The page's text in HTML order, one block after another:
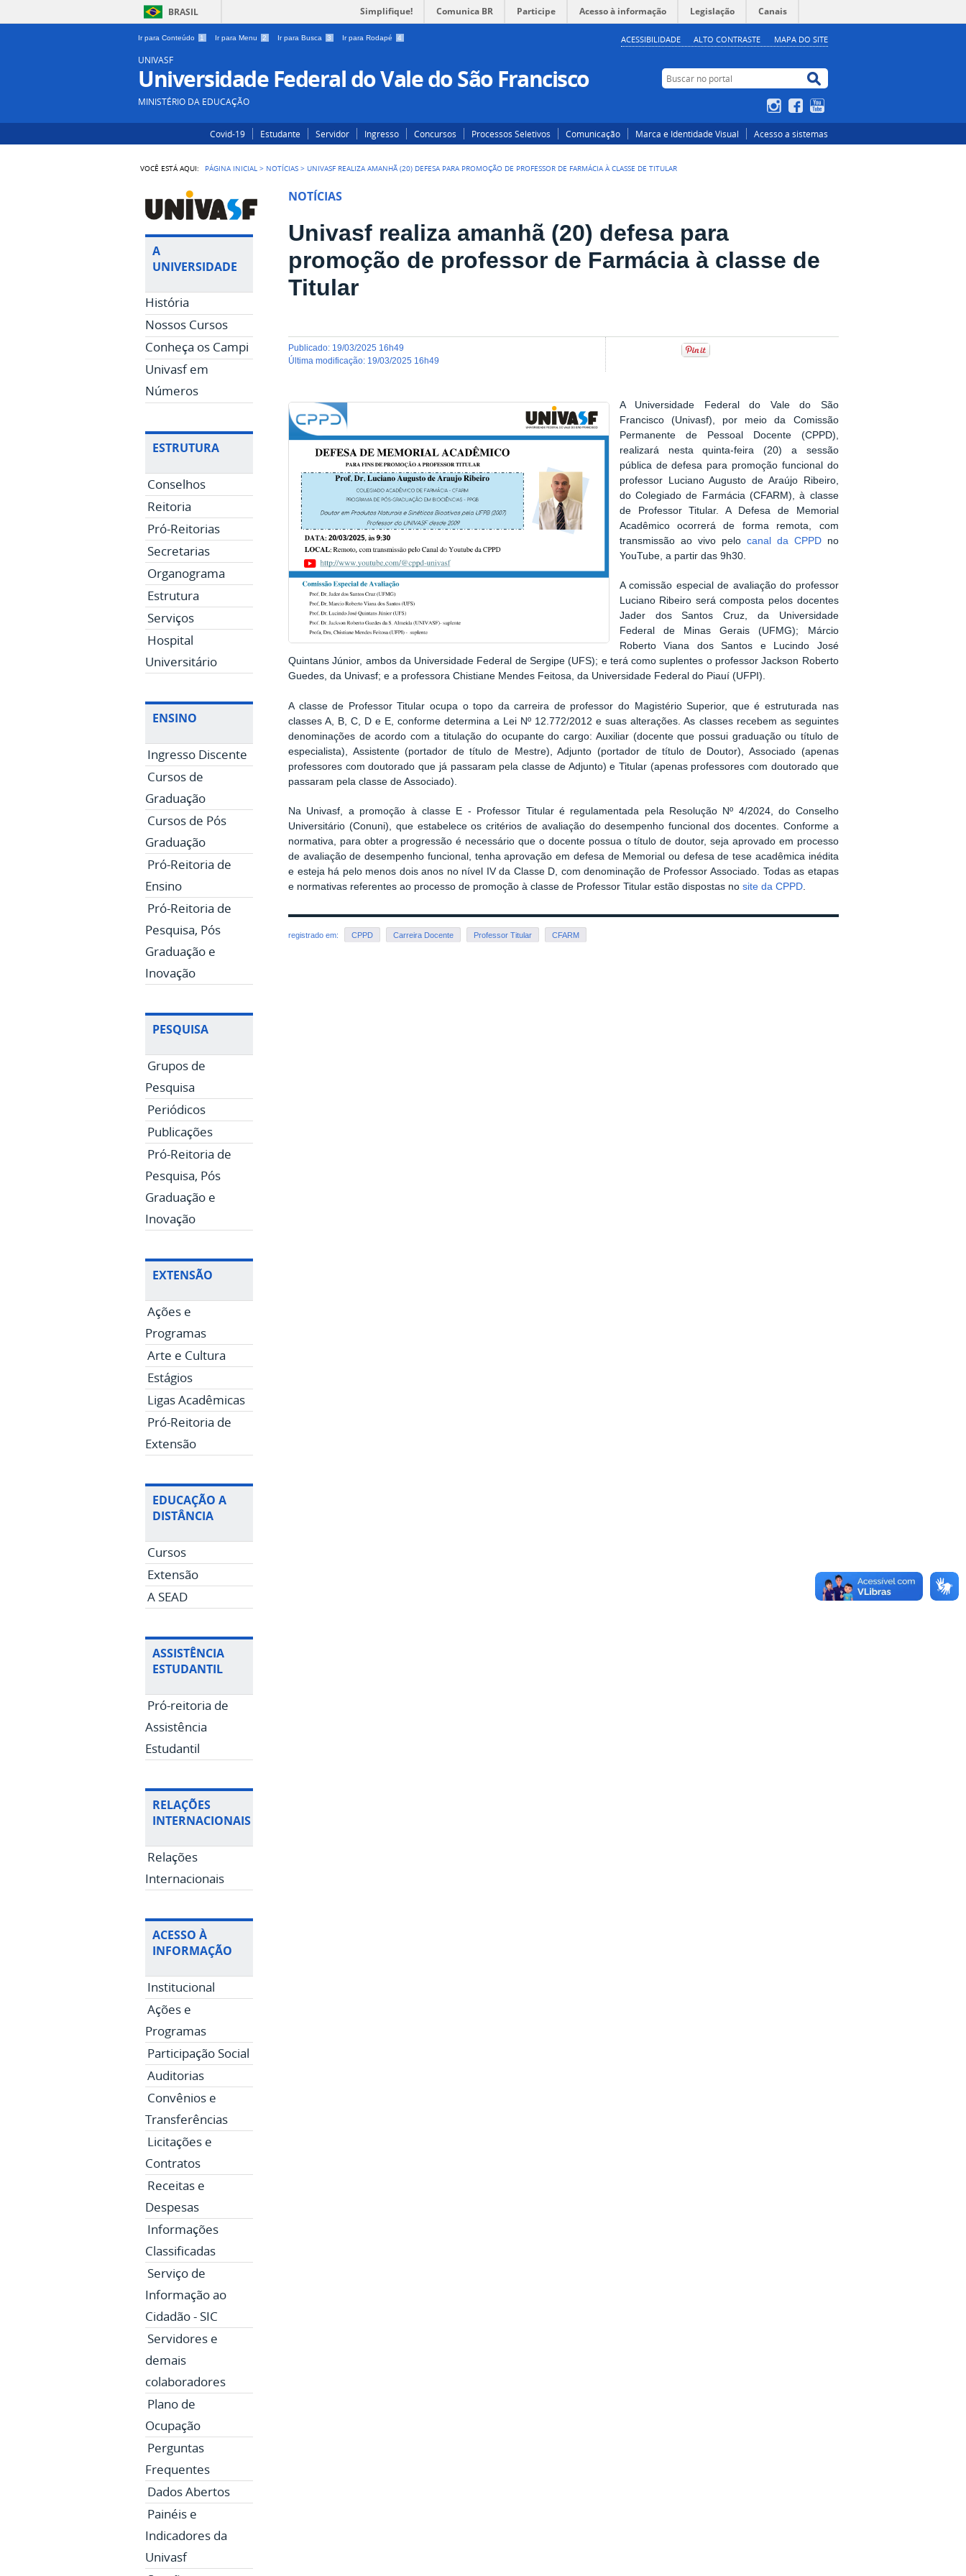
BRASIL Simplifique! Comunica BR Participe Acesso à informação Legislação Canais
Ir para Conteúdo 1 Ir para Menu 2 Ir para Busca 3 Ir para Rodapé 4 ACESSIBILIDADE ALTO CONTRASTE MAPA DO SITE
UNIVASF
Universidade Federal do Vale do São Francisco
MINISTÉRIO DA EDUCAÇÃO
Buscar no portal
Buscar no portal
InstagramFacebook
Covid-19 Estudante Servidor Ingresso Concursos Processos Seletivos Comunicação Marca e Identidade Visual Acesso a sistemas
VOCÊ ESTÁ AQUI: PÁGINA INICIAL > NOTÍCIAS > UNIVASF REALIZA AMANHÃ (20) DEFESA PARA PROMOÇÃO DE PROFESSOR DE FARMÁCIA À CLASSE DE TITULAR
A
UNIVERSIDADE
História
Nossos Cursos
Conheça os Campi
Univasf em
Números
ESTRUTURA
Conselhos
Reitoria
Pró-Reitorias
Secretarias
Organograma
Estrutura
Serviços
Hospital
Universitário
ENSINO
Ingresso Discente
Cursos de
Graduação
Cursos de Pós
Graduação
Pró-Reitoria de
Ensino
Pró-Reitoria de
Pesquisa, Pós
Graduação e
Inovação
PESQUISA
Grupos de
Pesquisa
Periódicos
Publicações
Pró-Reitoria de
Pesquisa, Pós
Graduação e
Inovação
EXTENSÃO
Ações e
Programas
Arte e Cultura
Estágios
Ligas Acadêmicas
Pró-Reitoria de
Extensão
EDUCAÇÃO A
DISTÂNCIA
Cursos
Extensão
A SEAD
ASSISTÊNCIA
ESTUDANTIL
Pró-reitoria de
Assistência
Estudantil
RELAÇÕES
INTERNACIONAIS
Relações
Internacionais
ACESSO À
INFORMAÇÃO
Institucional
Ações e
Programas
Participação Social
Auditorias
Convênios e
Transferências
Licitações e
Contratos
Receitas e
Despesas
Informações
Classificadas
Serviço de
Informação ao
Cidadão - SIC
Servidores e
demais
colaboradores
Plano de
Ocupação
Perguntas
Frequentes
Dados Abertos
Painéis e
Indicadores da
Univasf
NOTÍCIAS
Univasf realiza amanhã (20) defesa para
promoção de professor de Farmácia à classe de
Titular
publicado: 19/03/2025 16h49
última modificação: 19/03/2025 16h49
A Universidade Federal do Vale do São
Francisco (Univasf), por meio da Comissão
Permanente de Pessoal Docente (CPPD),
realizará nesta quinta-feira (20) a sessão
pública de defesa para promoção funcional do
professor Luciano Augusto de Araújo Ribeiro,
do Colegiado de Farmácia (CFARM), à classe
de Professor Titular. A Defesa de Memorial
Acadêmico ocorrerá de forma remota, com
transmissão ao vivo pelo canal da CPPDno
YouTube, a partir das 9h30.
A comissão especial de avaliação do professor
Luciano Ribeiro será composta pelos docentes
Jader dos Santos Cruz, da Universidade
Federal de Minas Gerais (UFMG); Márcio
Roberto Viana dos Santos e Lucindo José
Quintans Júnior, ambos da Universidade Federal de Sergipe (UFS); e terá como suplentes o professor Jackson Roberto
Guedes, da Univasf; e a professora Chistiane Mendes Feitosa, da Universidade Federal do Piauí (UFPI).
A classe de Professor Titular ocupa o topo da carreira de professor do Magistério Superior, que é estruturada nas
classes A, B, C, D e E, conforme determina a Lei Nº 12.772/2012 e suas alterações. As classes recebem as seguintes
denominações de acordo com a titulação do ocupante do cargo: Auxiliar (docente que possui graduação ou título de
especialista), Assistente (portador de título de Mestre), Adjunto (portador de título de Doutor), Associado (apenas
professores com doutorado que já passaram pela classe de Adjunto) e Titular (apenas professores com doutorado que
passaram pela classe de Associado).
Na Univasf, a promoção à classe E - Professor Titular é regulamentada pela Resolução Nº 4/2024, do Conselho
Universitário (Conuni), que estabelece os critérios de avaliação do desempenho funcional dos docentes. Conforme a
normativa, para obter a progressão é necessário que o docente possua o título de doutor, seja aprovado em processo
de avaliação de desempenho funcional, tenha aprovação em defesa de Memorial ou defesa de tese acadêmica inédita
e esteja há pelo menos dois anos no nível IV da Classe D, com denominação de Professor Associado. Todas as etapas
e normativas referentes ao processo de promoção à classe de Professor Titular estão dispostas nosite da CPPD.
registrado em: CPPD Carreira Docente Professor Titular CFARM